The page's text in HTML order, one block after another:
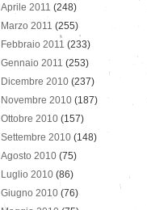
Aprile 2011 (248)
Marzo 2011 (255)
Febbraio 2011 (233)
Gennaio 2011 (253)
Dicembre 2010 (237)
Novembre 2010 (187)
Ottobre 2010 (157)
Settembre 2010 (148)
Agosto 2010 (75)
Luglio 2010 (86)
Giugno 2010 (76)